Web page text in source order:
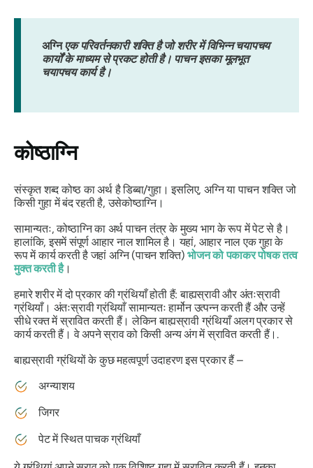
अग्निएक परिवर्तनकारी शक्ति है जो शरीर में विभिन्न चयापचय
कार्यों के माध्यम से प्रकट होती है। पाचन इसका मूलभूत
चयापचय कार्य है।
कोष्ठाग्नि
संस्कृत शब्दकोष्ठका अर्थ है डिब्बा/गुहा। इसलिए, अग्निया पाचन शक्ति जो
किसी गुहा में बंद रहती है, उसेकोष्ठाग्नि।
सामान्यतः,कोष्ठाग्निका अर्थ पाचन तंत्र के मुख्य भाग के रूप में पेट से है।
हालांकि, इसमें संपूर्ण आहार नाल शामिल है। यहां, आहार नाल एक गुहा के
रूप में कार्य करती है जहां अग्नि(पाचन शक्ति)भोजन को पकाकर पोषक तत्व
मुक्त करती है।
हमारे शरीर में दो प्रकार की ग्रंथियाँ होती हैं: बाह्यस्रावी और अंतःस्रावी
ग्रंथियाँ। अंतःस्रावी ग्रंथियाँ सामान्यतः हार्मोन उत्पन्न करती हैं और उन्हें
सीधे रक्त में स्रावित करती हैं। लेकिन बाह्यस्रावी ग्रंथियाँ अलग प्रकार से
कार्य करती हैं। वे अपने स्राव को किसी अन्य अंग में स्रावित करती हैं।.
बाह्यस्रावी ग्रंथियों के कुछ महत्वपूर्ण उदाहरण इस प्रकार हैं –
अग्न्याशय
जिगर
पेट में स्थित पाचक ग्रंथियाँ